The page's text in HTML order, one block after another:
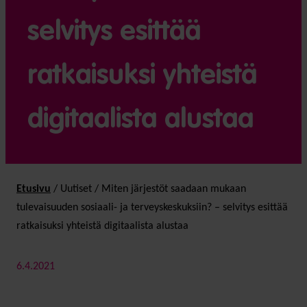
selvitys esittää
ratkaisuksi yhteistä
digitaalista alustaa
Etusivu / Uutiset / Miten järjestöt saadaan mukaan
tulevaisuuden sosiaali- ja terveyskeskuksiin? – selvitys esittää
ratkaisuksi yhteistä digitaalista alustaa
6.4.2021